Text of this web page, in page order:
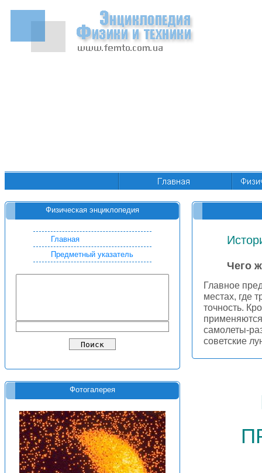
Физическая энциклопедия
Главная
Предметный указатель
Фотогалерея
Чего
Главное
местах, где
точность.
самолеты-
советские